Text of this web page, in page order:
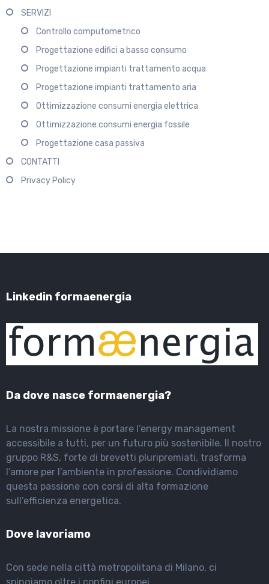
SERVIZI
Controllo computometrico
Progettazione edifici a basso consumo
Progettazione impianti trattamento acqua
Progettazione impianti trattamento aria
Ottimizzazione consumi energia elettrica
Ottimizzazione consumi energia fossile
Progettazione casa passiva
CONTATTI
Privacy Policy
Linkedin formaenergia
Da dove nasce formaenergia?
La nostra missione è portare l’energy management
accessibile a tutti, per un futuro più sostenibile. Il nostro
gruppo R&S, forte di brevetti pluripremiati, trasforma
l’amore per l’ambiente in professione. Condividiamo
questa passione con corsi di alta formazione
sull’efficienza energetica.
Dove lavoriamo
Con sede nella città metropolitana di Milano, ci